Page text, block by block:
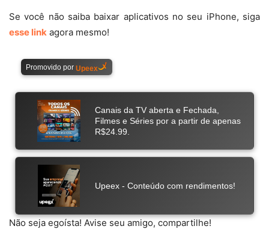
Se você não saiba baixar aplicativos no seu iPhone, siga
esse link agora mesmo!
Não seja egoísta! Avise seu amigo, compartilhe!